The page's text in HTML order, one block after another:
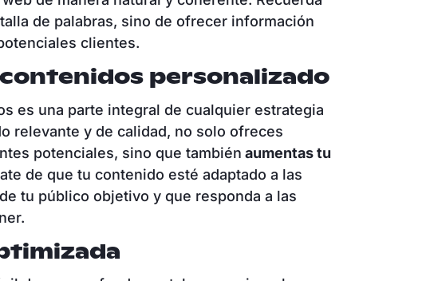
de palabras, sino de ofrecer información
clientes.
personalizado
es una parte integral de cualquier estrategia
relevante y de calidad, no solo ofreces
potenciales, sino que también aumentas tu
de que tu contenido esté adaptado a las
tu público objetivo y que responda a las